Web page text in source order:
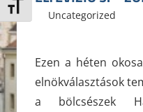
Betűméret váltása
2012. október 29.
ELTE ÁJK HÖK
Uncategorized
Ezen a héten
elnökválasztások
a bölcsészek